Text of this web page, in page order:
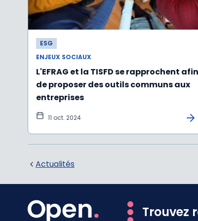
ESG
ENJEUX SOCIAUX
L'EFRAG et la TISFD se rapprochent afin
de proposer des outils communs aux
entreprises
11 oct. 2024
Actualités
Trouvez